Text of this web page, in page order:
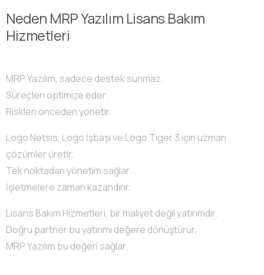
Neden MRP Yazılım Lisans Bakım
Hizmetleri
MRP Yazılım, sadece destek sunmaz.
Süreçleri optimize eder.
Riskleri önceden yönetir.
Logo Netsis, Logo İşbaşı ve Logo Tiger 3 için uzman
çözümler üretir.
Tek noktadan yönetim sağlar.
İşletmelere zaman kazandırır.
Lisans Bakım Hizmetleri, bir maliyet değil yatırımdır.
Doğru partner bu yatırımı değere dönüştürür.
MRP Yazılım bu değeri sağlar.